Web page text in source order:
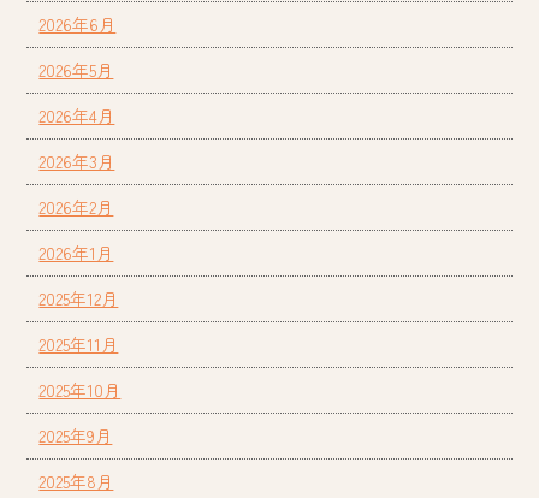
2026年6月
2026年5月
2026年4月
2026年3月
2026年2月
2026年1月
2025年12月
2025年11月
2025年10月
2025年9月
2025年8月